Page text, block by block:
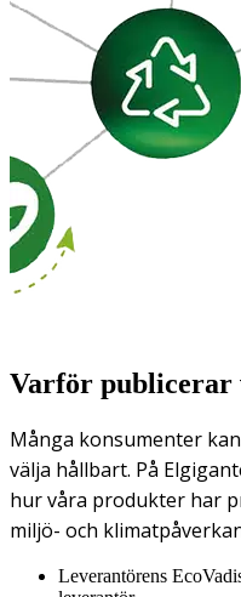
Varför
Många konsumenter
välja hållbart. På
hur våra produkter har
miljö- och
Leverantörens